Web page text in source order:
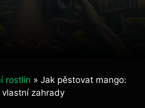
rostlin » Jak pěstovat mango:
vlastní zahrady